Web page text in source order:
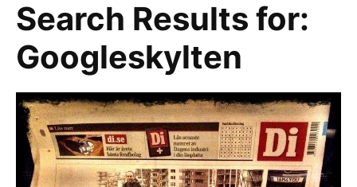
Search Results for:
Googleskylten